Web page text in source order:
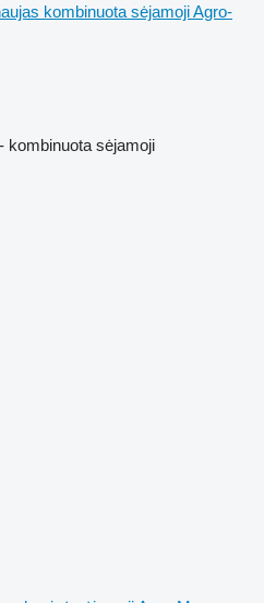
kombinuota sėjamoji Agro-
kombinuota sėjamoji